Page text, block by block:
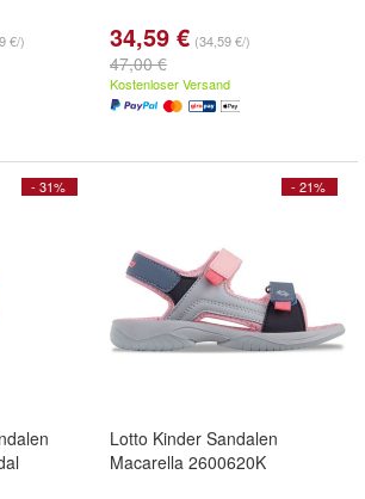
€/)
34,59 € (34,59 €/)
47,00 €
Kostenloser Versand
- 31% - 21%
Lotto Kinder Sandalen
Macarella 2600620K